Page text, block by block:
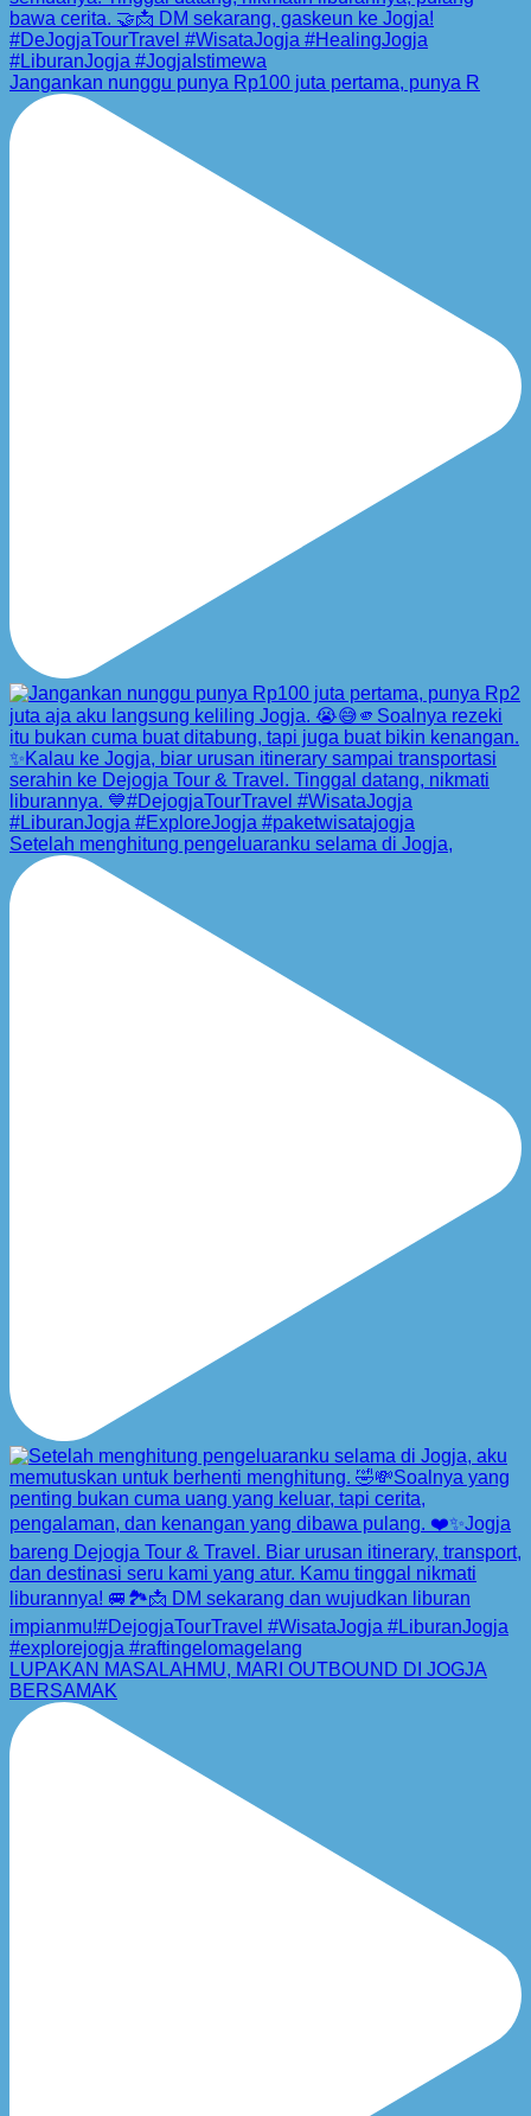
Jangankan nunggu punya Rp100 juta pertama, punya R
Setelah menghitung pengeluaranku selama di Jogja,
LUPAKAN MASALAHMU, MARI OUTBOUND DI JOGJA
BERSAMAK